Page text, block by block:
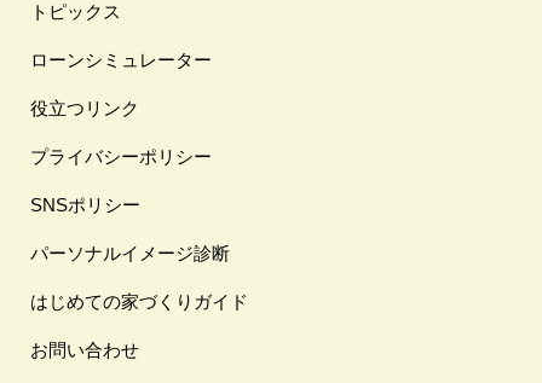
トピックス
ローンシミュレーター
役立つリンク
プライバシーポリシー
SNSポリシー
パーソナルイメージ診断
はじめての家づくりガイド
お問い合わせ